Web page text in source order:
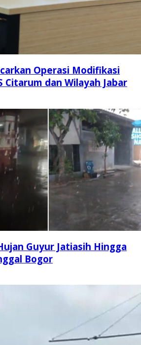
Operasi Modifikasi
Citarum dan Wilayah Jabar
Guyur Jatiasih Hingga
Bogor